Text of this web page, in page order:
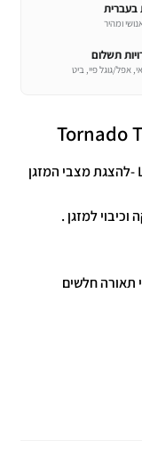
בעברית
ומהיר
תשלום
אפל/גוגל פיי, ביט
שלט רחוק בעל תצוגה דיגיטלית מסוג LCD -להצגת מצבי המזגן
למזגן .
תאורה חלשים